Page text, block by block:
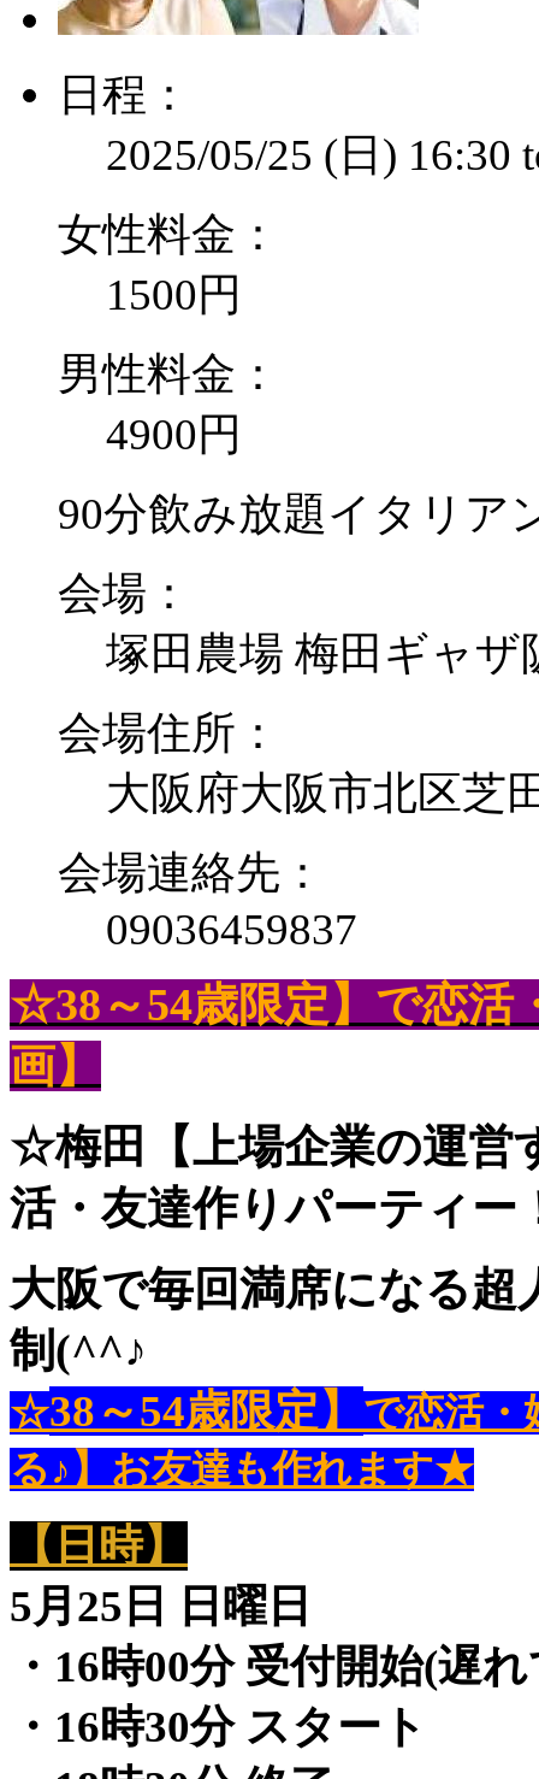
日程：
2025/05/25 (日) 16:30
女性料金：
1500円
男性料金：
4900円
90分飲み放題イタリア
会場：
塚田農場 梅田ギャザ
会場住所：
大阪府大阪市北区芝
会場連絡先：
09036459837
☆38～54歳限定】で恋
画】
☆梅田【上場企業の運営
活・友達作りパーティ
大阪で毎回満席になる
制(^^♪
☆38～54歳限定】 で恋活
る♪】お友達も作れます★
【日時】
5月25日 日曜日
・16時00分 受付開始(遅
・16時30分 スタート